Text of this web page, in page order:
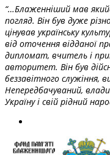
“…Блаженніший мав
погляд. Він був дуже
цінував українську
від оточення відданої
дипломат, вчитель і
авторитет. Він був
беззавітного служіння,
Непередбачуваний,
Україну і свій рідний